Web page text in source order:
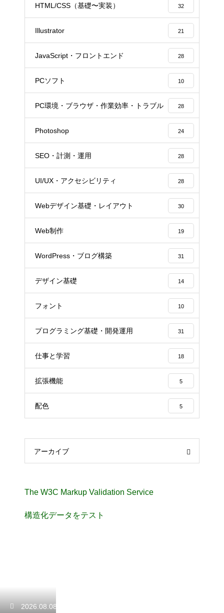
HTML/CSS（基礎〜実装） 32
Illustrator 21
JavaScript・フロントエンド 28
PCソフト 10
PC環境・ブラウザ・作業効率・トラブル 28
Photoshop 24
SEO・計測・運用 28
UI/UX・アクセシビリティ 28
Webデザイン基礎・レイアウト 30
Web制作 19
WordPress・ブログ構築 31
デザイン基礎 14
フォント 10
プログラミング基礎・開発運用 31
仕事と学習 18
拡張機能 5
配色 5
アーカイブ
The W3C Markup Validation Service
構造化データをテスト
2026.08.08